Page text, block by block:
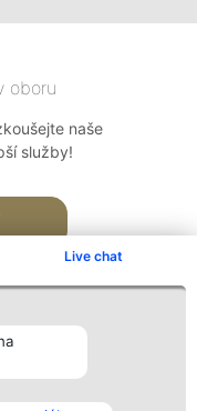
Live chat
oboru
naše
služby!
Kontakt